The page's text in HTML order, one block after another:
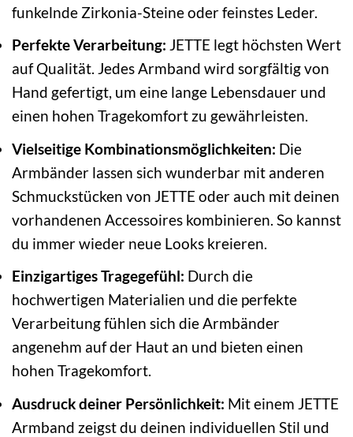
funkelnde Zirkonia-Steine oder feinstes Leder.
Perfekte Verarbeitung: JETTE legt höchsten Wert
auf Qualität. Jedes Armband wird sorgfältig von
Hand gefertigt, um eine lange Lebensdauer und
einen hohen Tragekomfort zu gewährleisten.
Vielseitige Kombinationsmöglichkeiten: Die
Armbänder lassen sich wunderbar mit anderen
Schmuckstücken von JETTE oder auch mit deinen
vorhandenen Accessoires kombinieren. So kannst
du immer wieder neue Looks kreieren.
Einzigartiges Tragegefühl: Durch die
hochwertigen Materialien und die perfekte
Verarbeitung fühlen sich die Armbänder
angenehm auf der Haut an und bieten einen
hohen Tragekomfort.
Ausdruck deiner Persönlichkeit: Mit einem JETTE
Armband zeigst du deinen individuellen Stil und